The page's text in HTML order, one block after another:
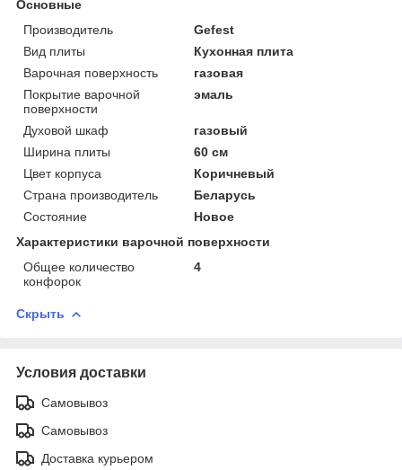
Основные
Производитель
Gefest
Вид плиты
Кухонная плита
Варочная поверхность
газовая
Покрытие варочной
поверхности
эмаль
Духовой шкаф
газовый
Ширина плиты
60 см
Цвет корпуса
Коричневый
Страна производитель
Беларусь
Состояние
Новое
Характеристики варочной поверхности
Общее количество
конфорок
4
Скрыть
Условия доставки
Самовывоз
Самовывоз
Доставка курьером